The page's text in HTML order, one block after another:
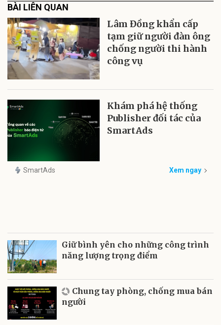
BÀI LIÊN QUAN
Lâm Đồng khẩn cấp
tạm giữ người đàn ông
chống người thi hành
công vụ
Khám phá hệ thống
Publisher đối tác của
SmartAds
SmartAds Xem ngay
Giữ bình yên cho những công trình
năng lượng trọng điểm
Chung tay phòng, chống mua bán
người